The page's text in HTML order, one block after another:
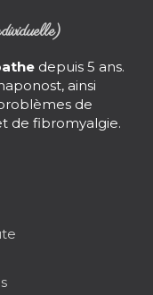
depuis 5 ans.
ainsi
de
de fibromyalgie.